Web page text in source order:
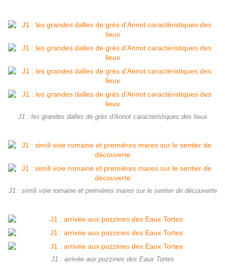
J1 : les grandes dalles de grès d'Annot caractéristiques des lieux
J1 : simili voie romaine et premières mares sur le sentier de découverte
J1 : arrivée aux pozzines des Eaux Tortes